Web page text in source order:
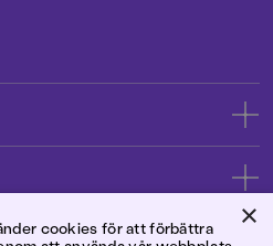
×
cookies för att förbättra